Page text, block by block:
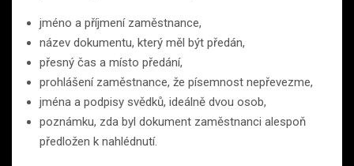
jméno a příjmení zaměstnance,
název dokumentu, který měl být předán,
přesný čas a místo předání,
prohlášení zaměstnance, že písemnost nepřevezme,
jména a podpisy svědků, ideálně dvou osob,
poznámku, zda byl dokument zaměstnanci alespoň
předložen k nahlédnutí.